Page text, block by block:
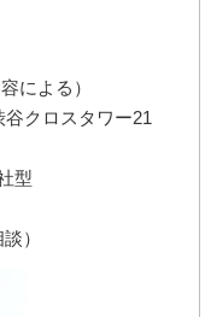
による）
谷クロスタワー21
型
）